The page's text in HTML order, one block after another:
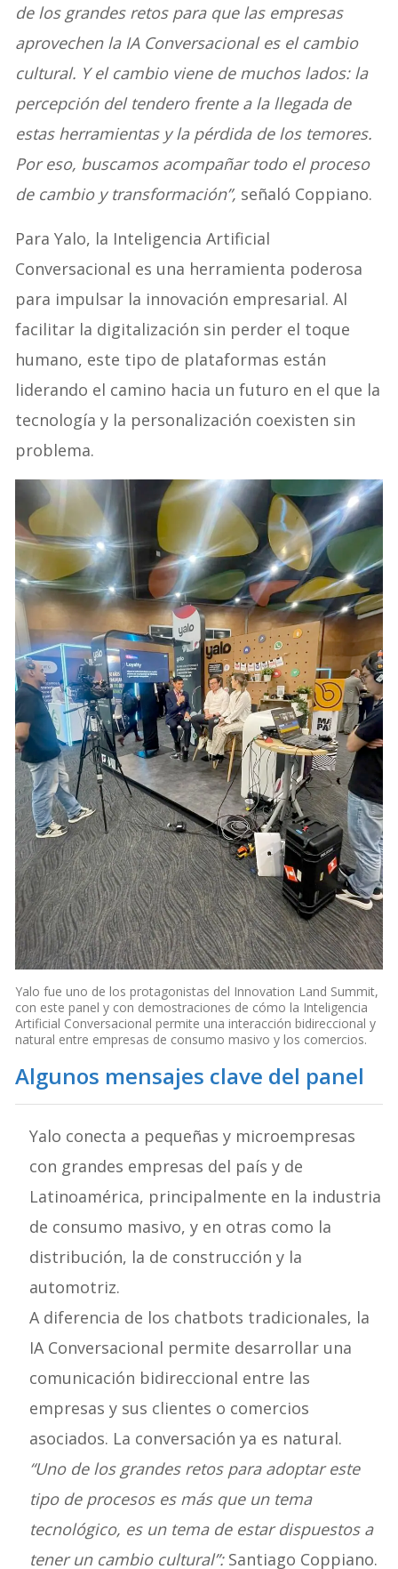
de los grandes retos para que las empresas
aprovechen la IA Conversacional es el cambio
cultural. Y el cambio viene de muchos lados: la
percepción del tendero frente a la llegada de
estas herramientas y la pérdida de los temores.
Por eso, buscamos acompañar todo el proceso
de cambio y transformación”, señaló Coppiano.
Para Yalo, la Inteligencia Artificial
Conversacional es una herramienta poderosa
para impulsar la innovación empresarial. Al
facilitar la digitalización sin perder el toque
humano, este tipo de plataformas están
liderando el camino hacia un futuro en el que la
tecnología y la personalización coexisten sin
problema.
Yalo fue uno de los protagonistas del Innovation Land Summit,
con este panel y con demostraciones de cómo la Inteligencia
Artificial Conversacional permite una interacción bidireccional y
natural entre empresas de consumo masivo y los comercios.
Algunos mensajes clave del panel
Yalo conecta a pequeñas y microempresas
con grandes empresas del país y de
Latinoamérica, principalmente en la industria
de consumo masivo, y en otras como la
distribución, la de construcción y la
automotriz.
A diferencia de los chatbots tradicionales, la
IA Conversacional permite desarrollar una
comunicación bidireccional entre las
empresas y sus clientes o comercios
asociados. La conversación ya es natural.
“Uno de los grandes retos para adoptar este
tipo de procesos es más que un tema
tecnológico, es un tema de estar dispuestos a
tener un cambio cultural”: Santiago Coppiano.